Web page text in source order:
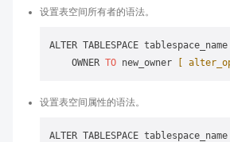
设置表空间所有者的语法。
ALTER TABLESPACE tablespace_name
    OWNER
TO new_owner [
设置表空间属性的语法。
ALTER TABLESPACE tablespace_name